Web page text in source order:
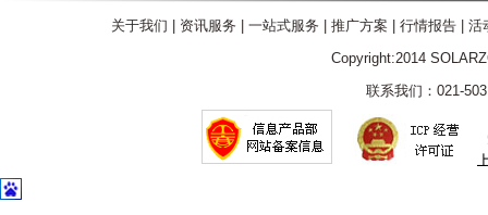
关于我们 资讯服务 一站式服务 推广方案 行情报告| 活
Copyright:2014
联系我们：021-